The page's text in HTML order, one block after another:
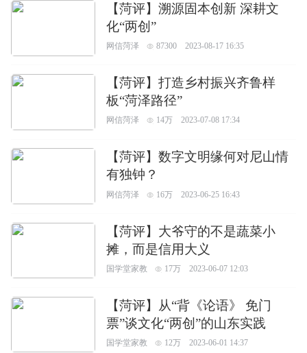
【菏评】溯源固本创新 深耕文
化“两创”
网信菏泽 87300 2023-08-17 16:35
【菏评】打造乡村振兴齐鲁样
板“菏泽路径”
网信菏泽 14万 2023-07-08 17:34
【菏评】数字文明缘何对尼山情
有独钟？
网信菏泽 16万 2023-06-25 16:43
【菏评】大爷守的不是蔬菜小
摊，而是信用大义
国学堂家教 17万 2023-06-07 12:03
【菏评】从“背《论语》 免门
票”谈文化“两创”的山东实践
国学堂家教 12万 2023-06-01 14:37